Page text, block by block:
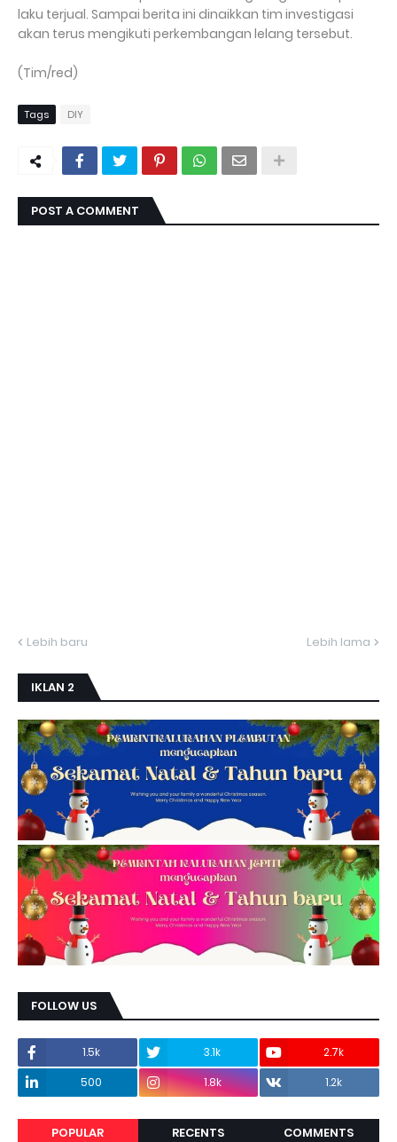
laku terjual. Sampai berita ini dinaikkan tim investigasi
akan terus mengikuti perkembangan lelang tersebut.
(Tim/red)
Tags DIY
POST A COMMENT
Lebih baru Lebih lama
IKLAN 2
FOLLOW US
1.5k 3.1k
2.7k
500
1.8k 1.2k
POPULAR RECENTS COMMENTS